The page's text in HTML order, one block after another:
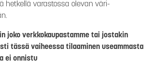
hetkellä varastossa olevan väri-
joko verkkokaupastamme tai jostakin
tässä vaiheessa tilaaminen useammasta
ei onnistu